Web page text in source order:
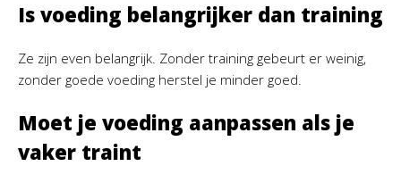
Is voeding belangrijker dan training
Ze zijn even belangrijk. Zonder training gebeurt er weinig,
zonder goede voeding herstel je minder goed.
Moet je voeding aanpassen als je
vaker traint